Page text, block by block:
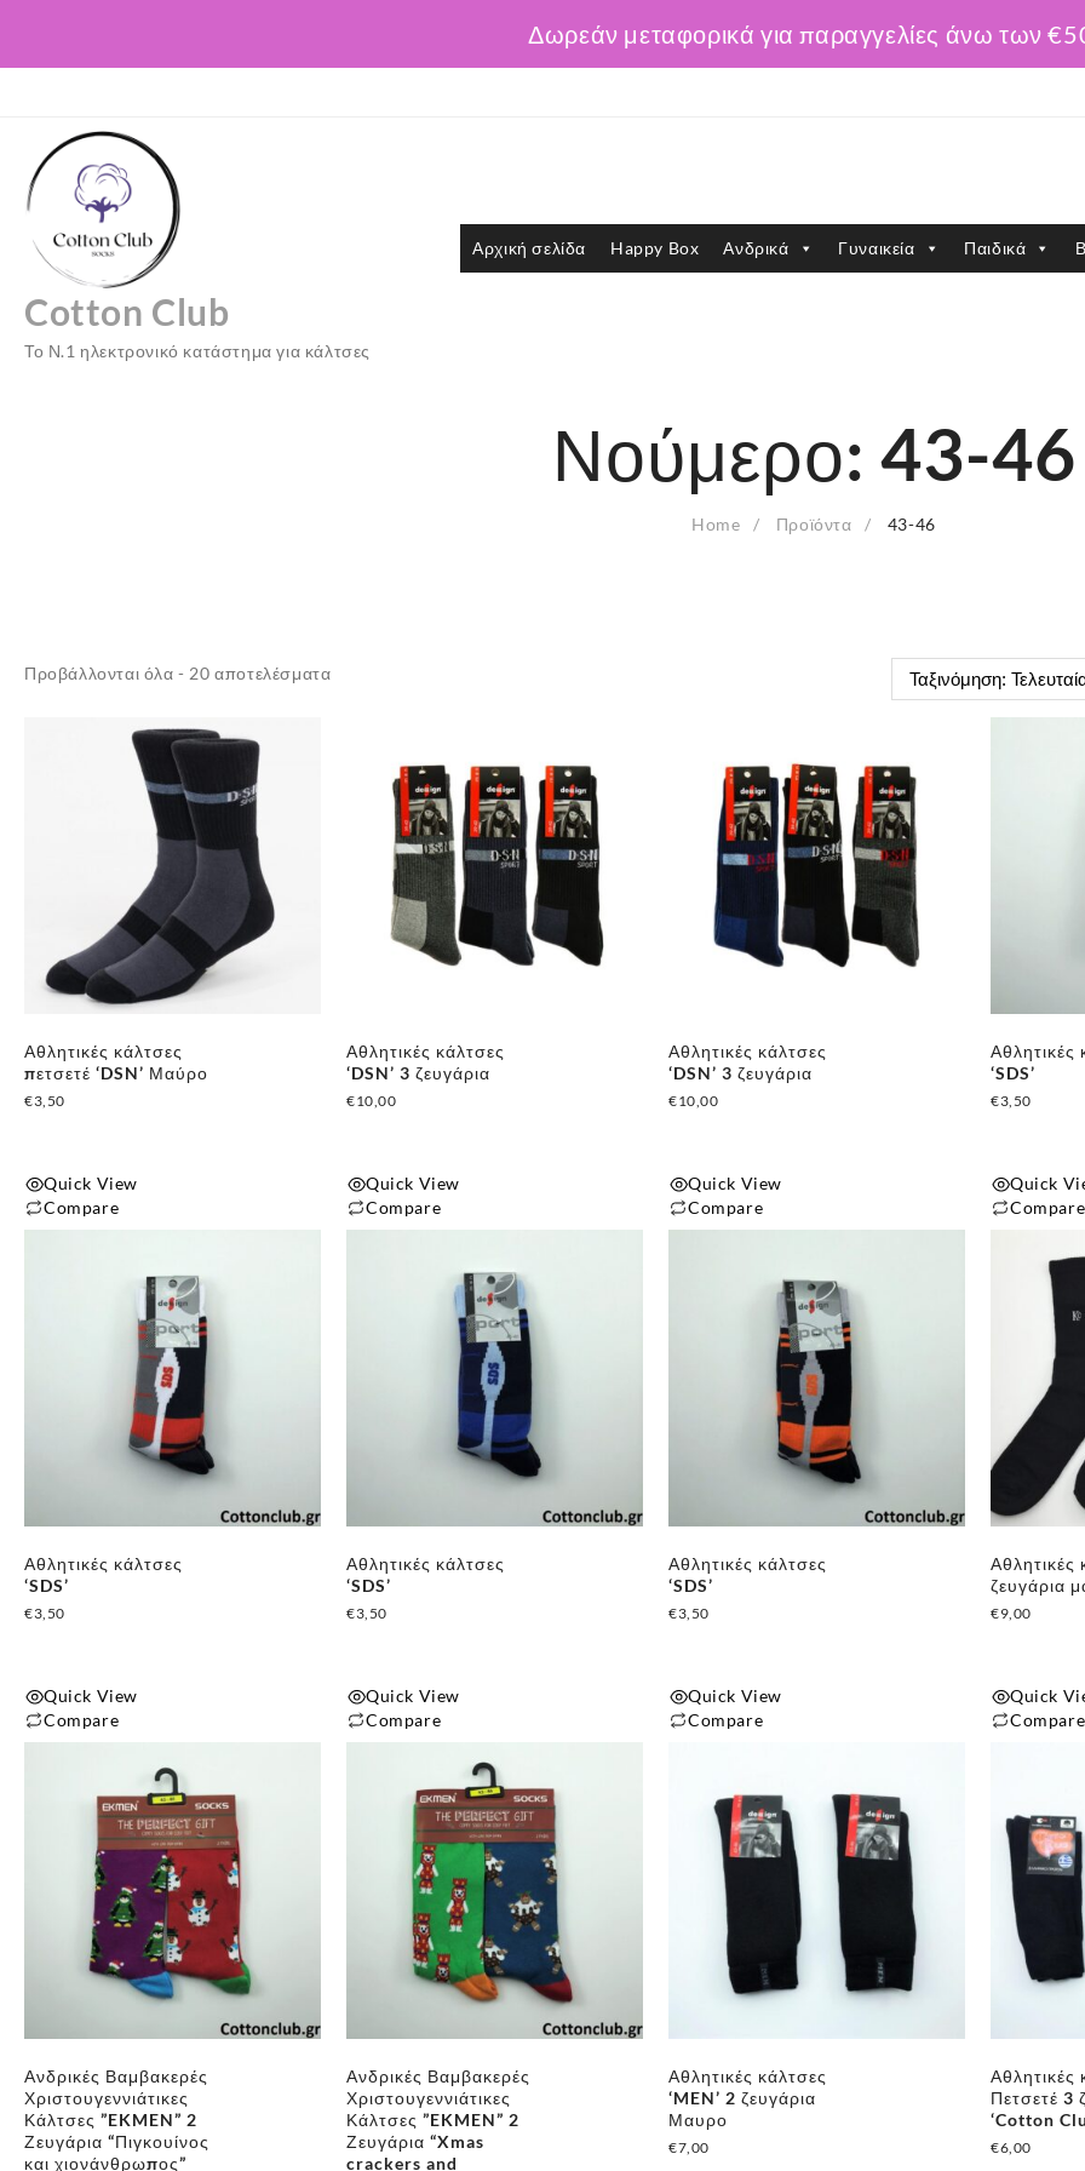
Δωρεάν μεταφορικά για παραγγελίες άνω των
content
Cotton Club
Το Ν.1 ηλεκτρονικό κατάστημα για κάλτσες
Αρχική σελίδα Happy Box Ανδρικά Γυναικεία Παιδικά
Νούμερο: 43-46
Home Προϊόντα 43-46
Προβάλλονται όλα - 20 αποτελέσματαSorted
Αθλητικές κάλτσες
πετσετέ ‘DSN’ Μαύρο
€3,50
Quick View
Compare
Αυτό
στη
σελίδα
Αθλητικές κάλτσες
‘DSN’ 3 ζευγάρια
€10,00
Quick View
Compare
Αυτό
στη
σελίδα
Αθλητικές κάλτσες
‘DSN’ 3 ζευγάρια
€10,00
Quick View
Compare
Αυτό
στη
σελίδα
Αθλητικές
‘SDS’
€3,50
Quick
Compare
πολλαπλές
παραλλαγές.
επιλογές
μπορούν
να
στη
σελίδα
Αθλητικές κάλτσες
‘SDS’
€3,50
Quick View
Compare
Αυτό
πολλαπλές
παραλλαγές.
επιλογές
στη
σελίδα
του
Αθλητικές κάλτσες
‘SDS’
€3,50
Quick View
Compare
Αυτό
πολλαπλές
παραλλαγές.
επιλογές
στη
σελίδα
του
Αθλητικές κάλτσες
‘SDS’
€3,50
Quick View
Compare
προϊόν
πολλαπλές
παραλλαγές.
επιλογές
μπορούν
στη
σελίδα
του
Αθλητικές
ζευγάρια
€9,00
Quick
Compare
Ανδρικές Βαμβακερές
Χριστουγεννιάτικες
Κάλτσες ”EKMEN” 2
Ζευγάρια “Πιγκουίνος
και χιονάνθρωπος”
Ανδρικές Βαμβακερές
Χριστουγεννιάτικες
Κάλτσες ”EKMEN” 2
Ζευγάρια “Xmas
crackers and
Αθλητικές κάλτσες
‘MEN’ 2 ζευγάρια
Μαυρο
€7,00
Αθλητικές
Πετσετέ 3
‘Cotton
€6,00